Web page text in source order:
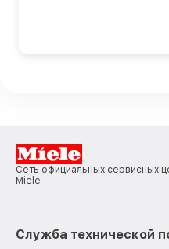
Сеть официальных сервисных
Miele
Служба технической